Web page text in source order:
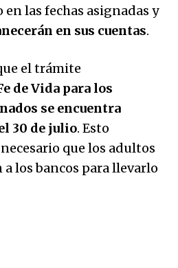
en las fechas asignadas y
en sus cuentas.
el trámite
de Vida para los
se encuentra
30 de julio. Esto
que los adultos
los bancos para llevarlo